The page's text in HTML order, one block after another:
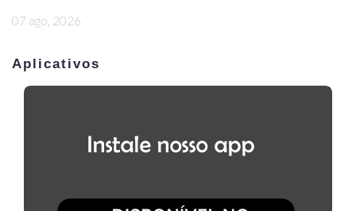
07 ago, 2026
Aplicativos